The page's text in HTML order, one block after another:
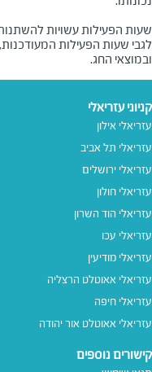
שעות הפעילות עשויות
לגבי שעות הפעילות
ובמוצאי החג.
קניוני עזריאלי
עזריאלי אילון
עזריאלי תל אביב
עזריאלי ירושלים
עזריאלי חולון
עזריאלי הוד השרון
עזריאלי עכו
עזריאלי מודיעין
עזריאלי אאוטלט הרצליה
עזריאלי חיפה
עזריאלי אאוטלט אור יהודה
קישורים נוספים